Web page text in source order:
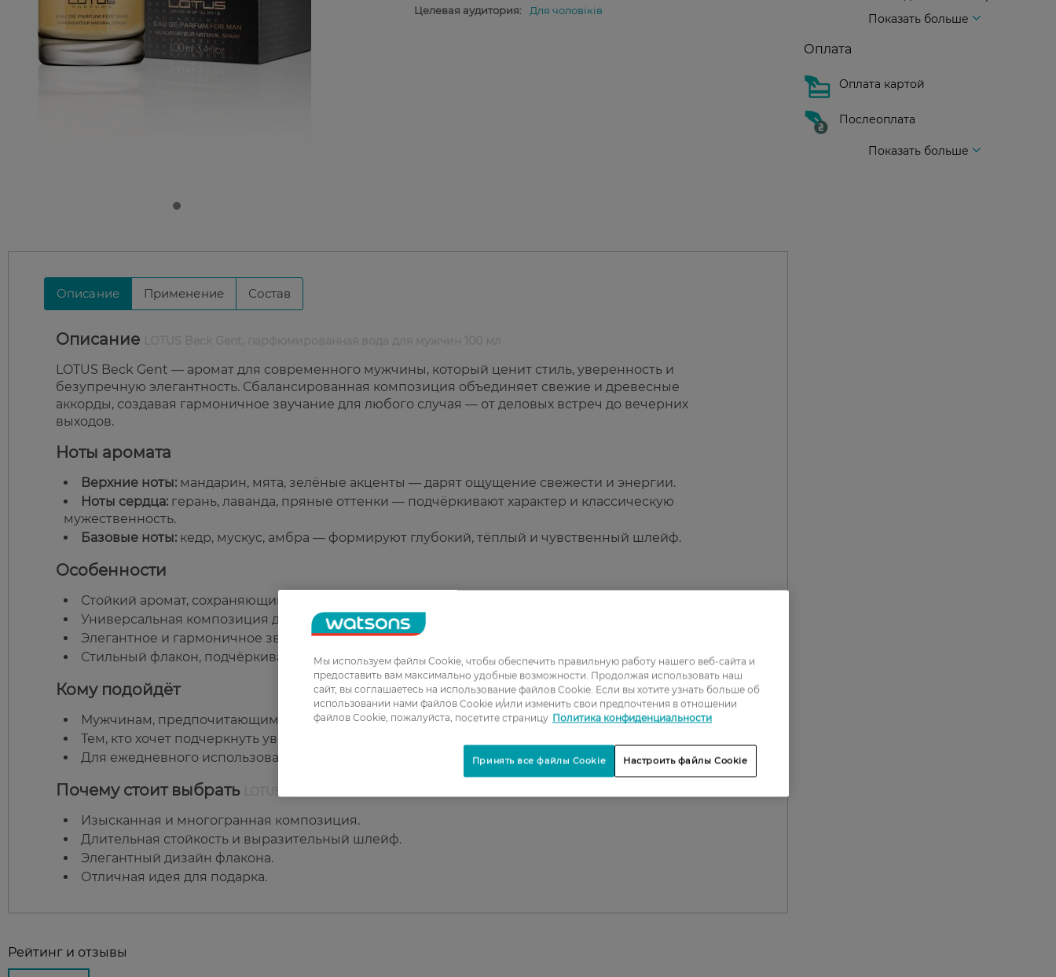
Целевая аудитория:
Для чоловіків
Описание Применение Состав
Описание
LOTUS Beck Gent — аромат для современного мужчины, который ценит стиль, уверенность и
безупречную элегантность. Сбалансированная композиция объединяет свежие и древесные
аккорды, создавая гармоничное звучание для любого случая — от деловых встреч до вечерних
выходов.
Ноты аромата
Верхние ноты: мандарин, мята, зелёные акценты — дарят ощущение свежести и энергии.
Ноты сердца: герань, лаванда, пряные оттенки — подчёркивают характер и классическую
мужественность.
Базовые ноты: кедр, мускус, амбра — формируют глубокий, тёплый и чувственный шлейф.
Особенности
Стойкий аромат, сохраняющийся в течение дня.
Универсальная композиция для повседневных и вечерних образов.
Элегантное и гармоничное звучание.
Стильный флакон, подчёркивающий премиальный характер аромата.
Кому подойдёт
Мужчинам, предпочитающим классические и благородные ароматы.
Тем, кто хочет подчеркнуть уверенность и харизму.
Для ежедневного использования и особых случаев.
Почему стоит выбрать
Изысканная и многогранная композиция.
Длительная стойкость и выразительный шлейф.
Элегантный дизайн флакона.
Отличная идея для подарка.
Рейтинг и отзывы
Показать больше
Оплата
Оплата картой
Послеоплата
Показать больше
Мы используем файлы Cookie, чтобы обеспечить правильную работу нашего веб-сайта и
предоставить вам максимально удобные возможности. Продолжая использовать наш
сайт, вы соглашаетесь на использование файлов Cookie. Если вы хотите узнать больше об
использовании нами файлов Cookie и/или изменить свои предпочтения в отношении
файлов Cookie, пожалуйста, посетите страницу Политика конфиденциальности
Настроить файлы Cookie
Принять все файлы Cookie